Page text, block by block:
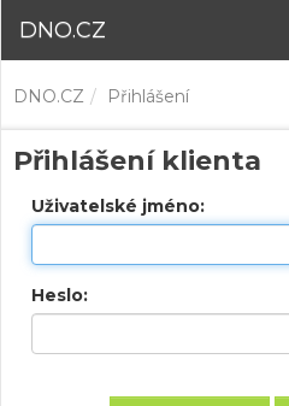
DNO.CZ
DNO.CZ Přihlášení
Přihlášení klienta
Uživatelské jméno:
Heslo: